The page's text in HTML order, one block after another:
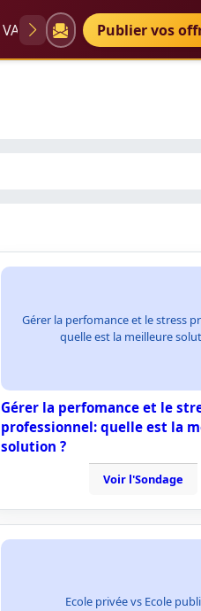
VAE Diplômes
Publier vos
Gérer la perfomance et le stress
quelle est la meilleure
Gérer la perfomance et le
professionnel: quelle est la
solution ?
Voir l'Sondage
Ecole privée vs Ecole